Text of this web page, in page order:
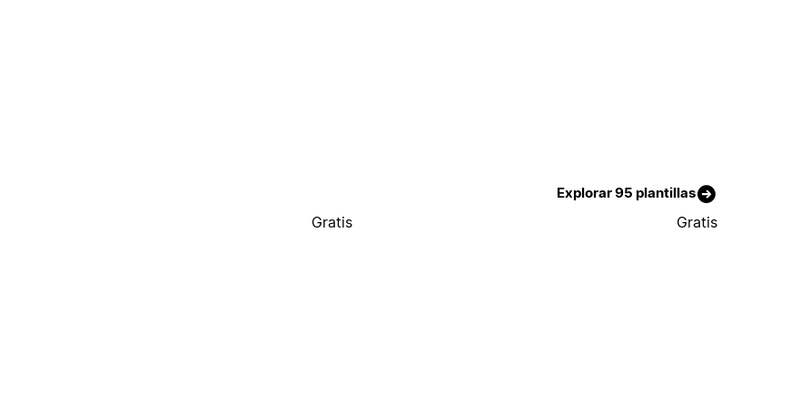
Explorar 95 plantillas
Gratis Gratis